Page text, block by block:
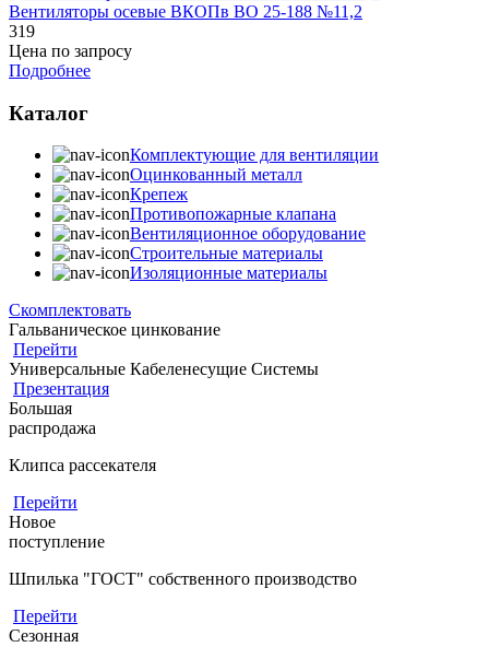
Вентиляторы осевые ВКОПв ВО 25-188 №11,2
319
Цена по запросу
Подробнее
Каталог
Комплектующие для вентиляции
Оцинкованный металл
Крепеж
Противопожарные клапана
Вентиляционное оборудование
Строительные материалы
Изоляционные материалы
Скомплектовать
Гальваническое цинкование
Перейти
Универсальные Кабеленесущие Системы
Презентация
Большая
распродажа
Клипса рассекателя
Перейти
Новое
поступление
Шпилька "ГОСТ" собственного производство
Перейти
Сезонная